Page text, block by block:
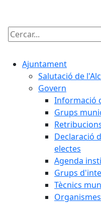
Cercar:
Ajuntament
Salutació de
Govern
Informació
Grups
Declaració
electes
Agenda
Grups
Tècnics